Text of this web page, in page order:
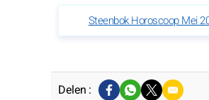
Steenbok Horoscoop Mei
Delen :